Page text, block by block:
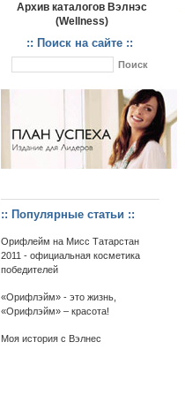
Архив каталогов Вэлнэс
(Wellness)
:: Поиск на сайте ::
:: Популярные статьи ::
Орифлейм на Мисс Татарстан
2011 - официальная косметика
победителей
«Орифлэйм» - это жизнь,
«Орифлэйм» – красота!
Моя история с Вэлнес